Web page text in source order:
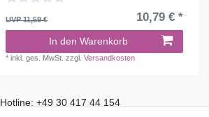
UVP 11,59 € 10,79 € *
In den Warenkorb
*inkl. ges. MwSt. zzgl.Versandkosten
Hotline: +49 30 417 44 154